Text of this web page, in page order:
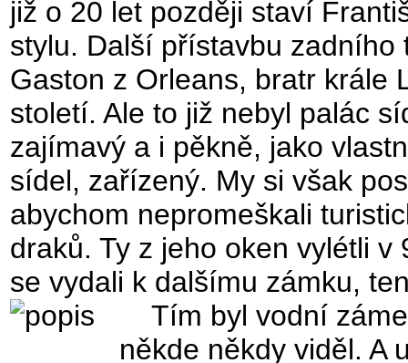
již o 20 let později staví
stylu. Další přístavbu
Gaston z Orleans, bratr krále
století. Ale to již nebyl palác
zajímavý a i pěkně, jako
sídel, zařízený. My si však
abychom nepromeškali
draků. Ty z jeho oken vylétli
se vydali k dalšímu zámku,
Tím byl vodní
někde někdy viděl. A